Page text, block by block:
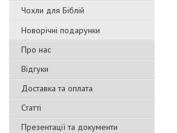
Чохли для Біблій
Новорічні подарунки
Про нас
Відгуки
Доставка та оплата
Статті
Презентації та документи